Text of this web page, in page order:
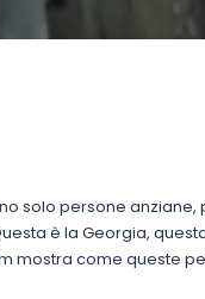
solo persone anziane,
è la Georgia,
come queste